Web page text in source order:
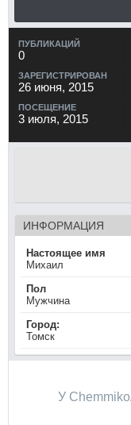
ПУБЛИКАЦИЙ
0
ЗАРЕГИСТРИРОВАН
26 июня, 2015
ПОСЕЩЕНИЕ
3 июля, 2015
ИНФОРМАЦИЯ
Настоящее имя
Михаил
Пол
Мужчина
Город:
Томск
У